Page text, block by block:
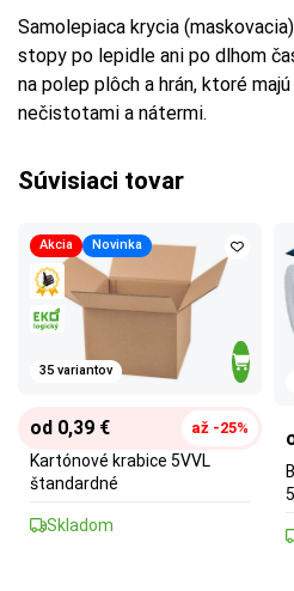
Samolepiaca krycia
stopy po lepidle ani po dlhom
na polep plôch a hrán, ktoré
nečistotami a nátermi.
Súvisiaci tovar
Akcia Novinka
35 variantov
od 0,39 € až -25%
Kartónové krabice 5VVL
štandardné
Skladom